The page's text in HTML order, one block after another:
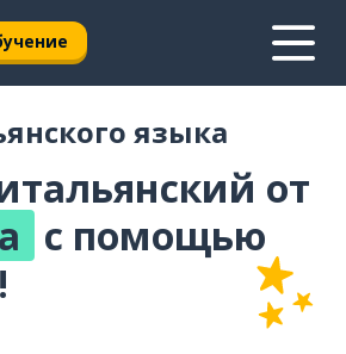
языка
от
с помощью